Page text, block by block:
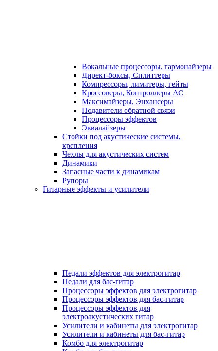
Вокальные процессоры, гармонайзеры
Директ-боксы, Сплиттеры
Компрессоры, лимитеры, гейты
Кроссоверы, Контроллеры АС
Максимайзеры, Энхансеры
Подавители обратной связи
Процессоры эффектов
Эквалайзеры
Стойки под акустические системы,
крепления
Чехлы для акустических систем
Динамики
Запасные части к динамикам
Рупоры
Гитарные эффекты и усилители
Педали эффектов для электрогитар
Педали для бас-гитар
Процессоры эффектов для электрогитар
Процессоры эффектов для бас-гитар
Процессоры эффектов для
электроакустических гитар
Усилители и кабинеты для электрогитар
Усилители и кабинеты для бас-гитар
Комбо для электрогитар